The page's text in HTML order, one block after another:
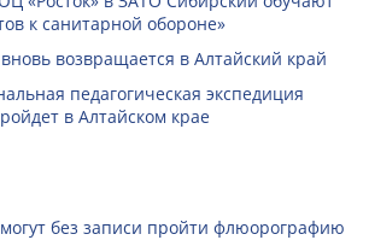
к санитарной обороне»
возвращается в Алтайский край
педагогическая экспедиция
в Алтайском крае
без записи пройти флюорографию